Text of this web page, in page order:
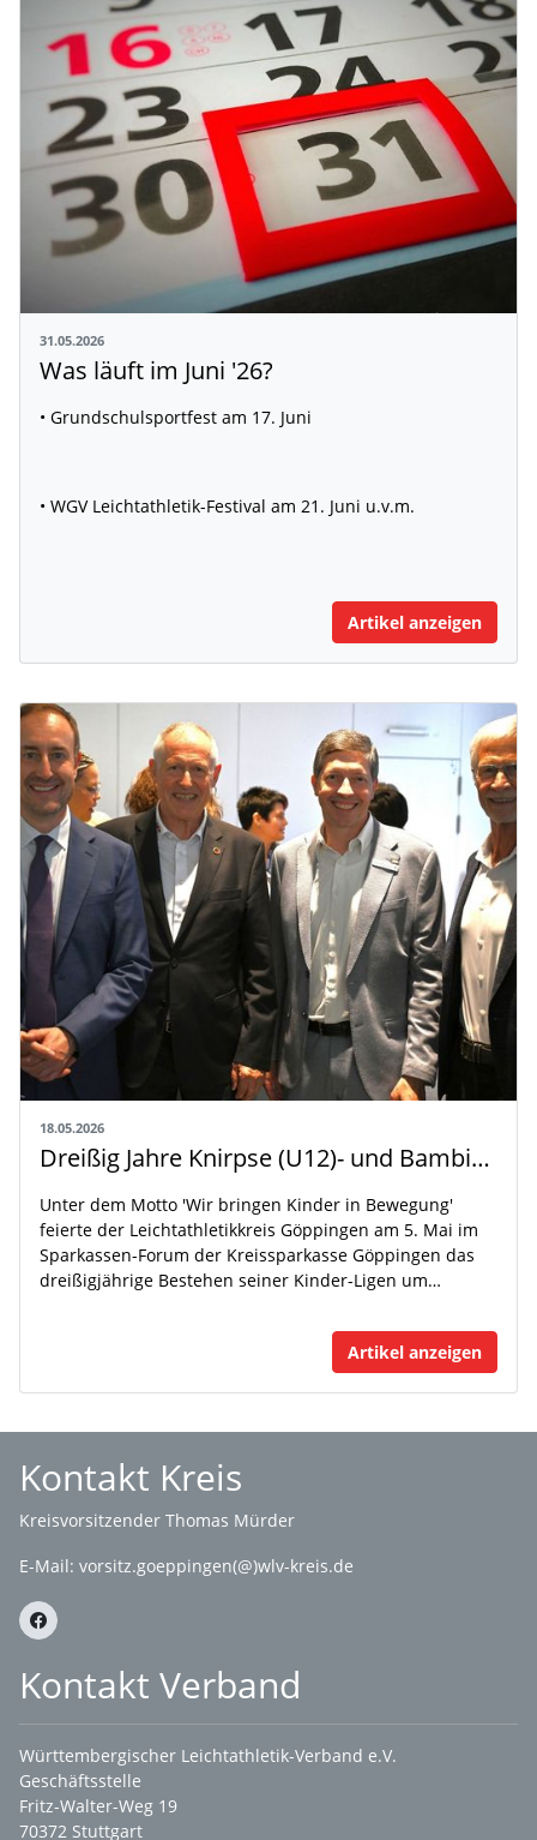
31.05.2026
Was läuft im Juni '26?
• Grundschulsportfest am 17. Juni
• WGV Leichtathletik-Festival am 21. Juni u.v.m.
Artikel anzeigen
18.05.2026
Dreißig Jahre Knirpse (U12)- und Bambini (U10)-Ligen um den Sparkassen-Cup im Leichtathletikkreis Göppingen
Unter dem Motto 'Wir bringen Kinder in Bewegung'
feierte der Leichtathletikkreis Göppingen am 5. Mai im
Sparkassen-Forum der Kreissparkasse Göppingen das
dreißigjährige Bestehen seiner Kinder-Ligen um…
Artikel anzeigen
Kontakt Kreis
Kreisvorsitzender Thomas Mürder
E-Mail: vorsitz.goeppingen(@)wlv-kreis.de
Kontakt Verband
Württembergischer Leichtathletik-Verband e.V.
Geschäftsstelle
Fritz-Walter-Weg 19
70372 Stuttgart